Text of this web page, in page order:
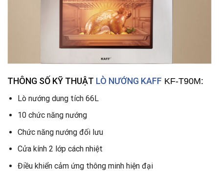
THÔNG SỐ KỸ THUẬT LÒ NƯỚNG KAFF KF-T90M:
Lò nướng dung tích 66L
10 chức năng nướng
Chức năng nướng đối lưu
Cửa kính 2 lớp cách nhiệt
Điều khiển cảm ứng thông minh hiện đại